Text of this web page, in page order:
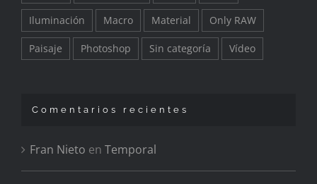
Iluminación Macro Material Only RAW
Paisaje Photoshop Sin categoría Vídeo
Comentarios recientes
Fran Nieto en Temporal